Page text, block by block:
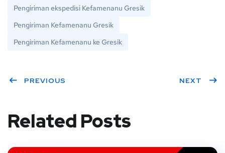
Pengiriman ekspedisi Kefamenanu Gresik
Pengiriman Kefamenanu Gresik
Pengiriman Kefamenanu ke Gresik
PREVIOUS NEXT
Related Posts